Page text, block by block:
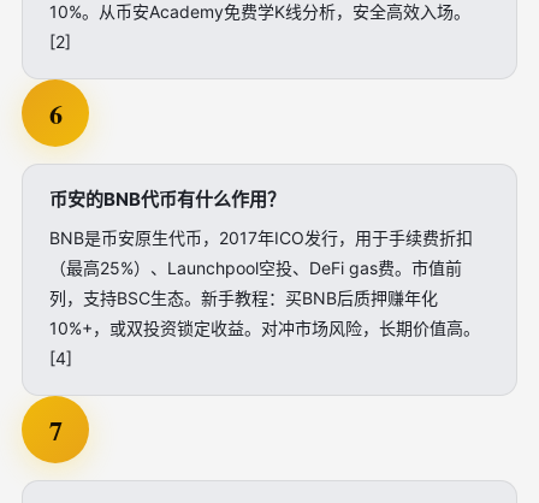
10%。从币安Academy免费学K线分析，安全高效入场。
[2]
6
币安的BNB代币有什么作用？
BNB是币安原生代币，2017年ICO发行，用于手续费折扣
（最高25%）、Launchpool空投、DeFi gas费。市值前
列，支持BSC生态。新手教程：买BNB后质押赚年化
10%+，或双投资锁定收益。对冲市场风险，长期价值高。
[4]
7